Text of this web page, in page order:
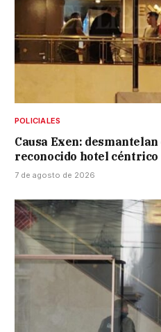
POLICIALES
Causa Exen:
reconocido hotel céntrico
7 de agosto de 2026